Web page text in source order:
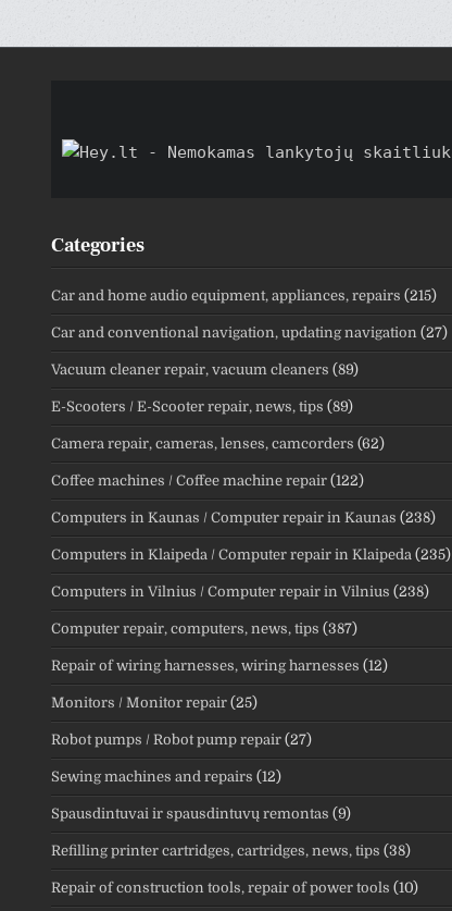
Categories
Car and home audio equipment, appliances, repairs (215)
Car and conventional navigation, updating navigation (27)
Vacuum cleaner repair, vacuum cleaners (89)
E-Scooters / E-Scooter repair, news, tips (89)
Camera repair, cameras, lenses, camcorders (62)
Coffee machines / Coffee machine repair (122)
Computers in Kaunas / Computer repair in Kaunas (238)
Computers in Klaipeda / Computer repair in Klaipeda (235)
Computers in Vilnius / Computer repair in Vilnius (238)
Computer repair, computers, news, tips (387)
Repair of wiring harnesses, wiring harnesses (12)
Monitors / Monitor repair (25)
Robot pumps / Robot pump repair (27)
Sewing machines and repairs (12)
Spausdintuvai ir spausdintuvų remontas (9)
Refilling printer cartridges, cartridges, news, tips (38)
Repair of construction tools, repair of power tools (10)